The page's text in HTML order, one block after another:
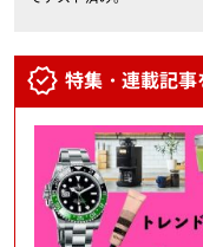
特集・連載記事